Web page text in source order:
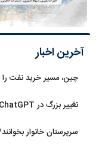
آخرین اخبار
چین، مسیر خرید نفت
تغییر بزرگ در ChatGPT / چت متنی نامحدود و رایگان
سرپرستان خانوار بخوانند/ حساب این